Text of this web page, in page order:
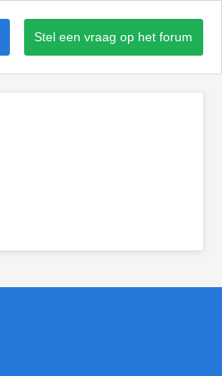
Stel een vraag op het forum